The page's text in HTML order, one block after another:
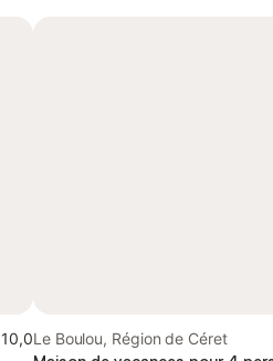
10,0Le Boulou, Région de Céret